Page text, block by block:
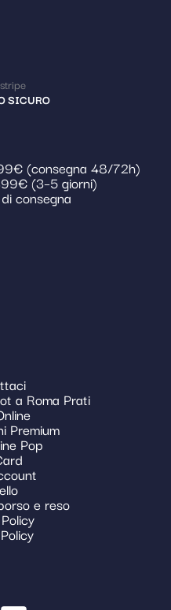
SICURO
(consegna 48/72h)
(3–5 giorni)
consegna
a Roma Prati
Premium
Pop
e reso